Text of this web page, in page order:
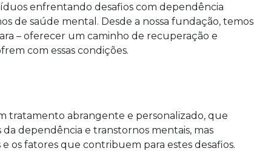
enfrentando desafios com dependência
de saúde mental. Desde a nossa fundação, temos
– oferecer um caminho de recuperação e
com essas condições.
tratamento abrangente e personalizado, que
da dependência e transtornos mentais, mas
os fatores que contribuem para estes desafios.